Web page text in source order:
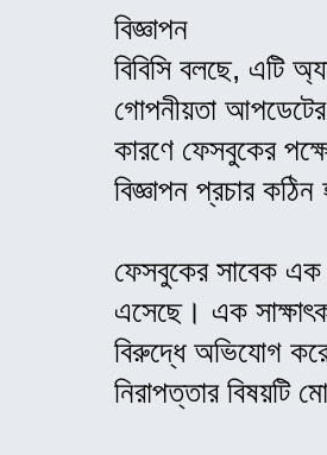
বিজ্ঞাপন
বিবিসি বলছে, এটি
গোপনীয়তা
কারণে ফেসবুকের পক্ষে
বিজ্ঞাপন প্রচার
ফেসবুকের সাবেক এক
এসেছে। এক
বিরুদ্ধে অভিযোগ
নিরাপত্তার বিষয়টি